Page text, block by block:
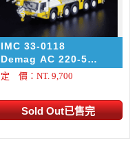
IMC 33-0118
Demag AC 220-5
Mediaco
定 價：NT. 9,700